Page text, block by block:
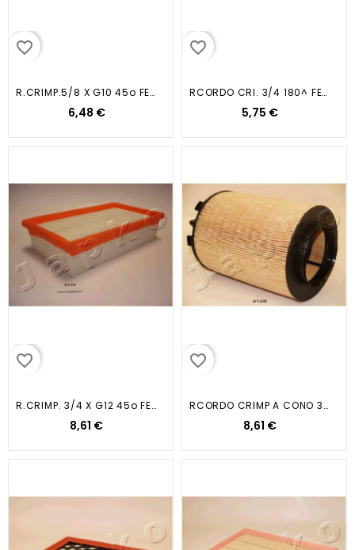
favorite_border
R.CRIMP.5/8 X G10 45o FEMMINA
6,48 €
favorite_border
RCORDO CRI. 3/4 180^ FEMMINA
5,75 €
favorite_border
R.CRIMP. 3/4 X G12 45o FEMMINA
8,61 €
favorite_border
RCORDO CRIMP A CONO 3/4 X G12 90oF
8,61 €